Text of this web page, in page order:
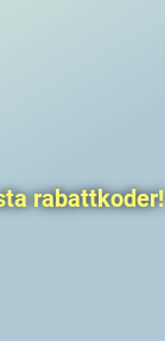
rabattkoder!